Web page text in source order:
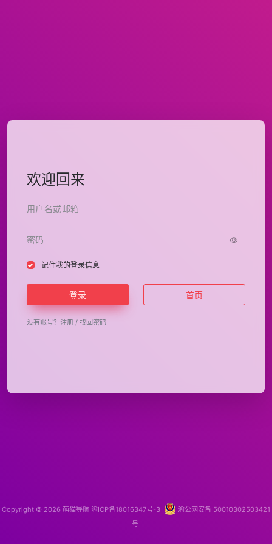
欢迎回来
记住我的登录信息
登录 首页
没有账号？ 注册 / 找回密码
Copyright © 2026 萌猫导航 渝ICP备18016347号-3
渝公网安备 50010302503421
号